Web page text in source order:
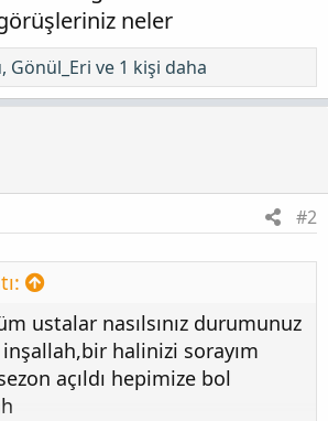
neler
, Gönül_Eri ve 1 kişi daha
#2
ustalar nasılsınız durumunuz
halinizi sorayım
açıldı hepimize bol